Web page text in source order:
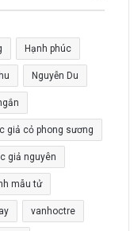
c
o
:
Hạnh phúc
Nguyễn Du
giả cỏ phong sương
giả nguyên
mẫu tử
vanhoctre